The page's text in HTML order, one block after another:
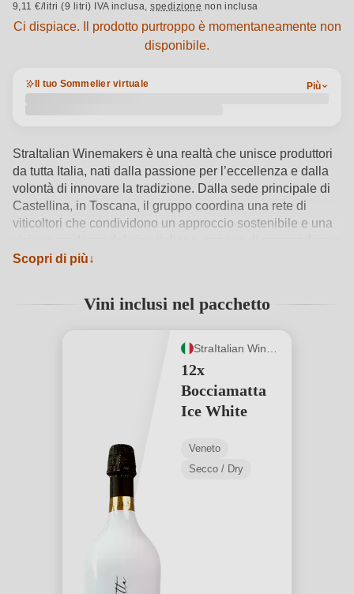
9,11 €/litri (9 litri) IVA inclusa,spedizione non inclusa
Ci dispiace. Il prodotto purtroppo è momentaneamente non
disponibile.
Il tuo Sommelier virtuale Più
StraItalian Winemakers è una realtà che unisce produttori
da tutta Italia, nati dalla passione per l’eccellenza e dalla
volontà di innovare la tradizione. Dalla sede principale di
Castellina, in Toscana, il gruppo coordina una rete di
viticoltori che condividono un approccio sostenibile e una
affascinare. Il Bocciamatta Ice White incarna questa
brindisi estivo. Con la promozione 6+6, acquistando 6
ideale per portare in tavola tutta la freschezza e l’allegria
firmata StraItalian. Un brindisi leggero e contemporaneo,
Vedi dettagli del prodotto →
Scopri di più
Vini inclusi nel pacchetto
12x
Bocciamatta
Ice White
Veneto
Secco / Dry